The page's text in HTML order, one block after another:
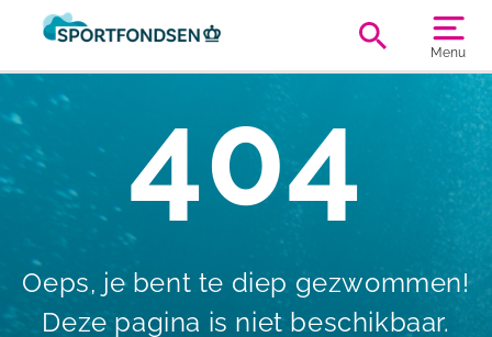
Menu
404
Oeps, je bent te diep gezwommen!
Deze pagina is niet beschikbaar.